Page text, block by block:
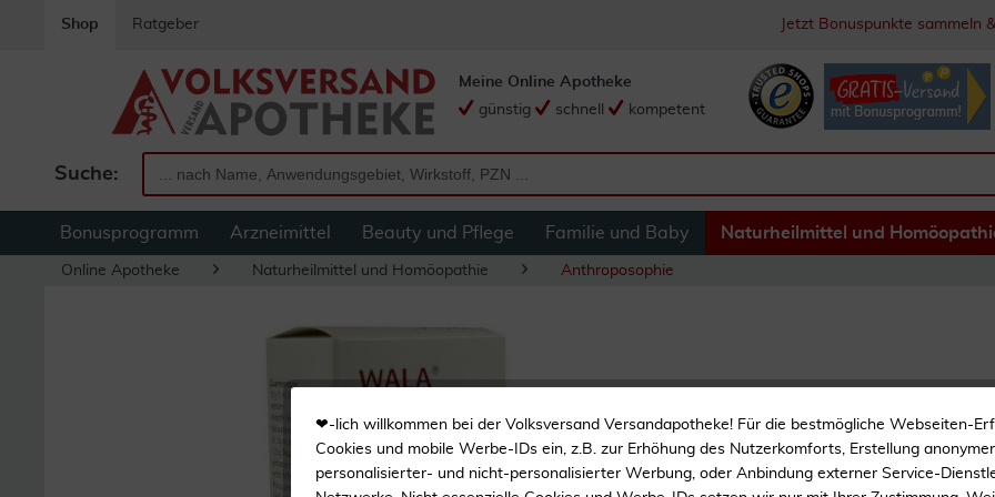
Shop Ratgeber Jetzt Bonuspunkte sammeln
Suche:
Meine Online Apotheke
günstig
schnell kompetent
Bonusprogramm Arzneimittel Beauty und Pflege Familie und Baby Naturheilmittel und
Online Apotheke Naturheilmittel und Homöopathie Anthroposophie
Stärkt
Frei von künstlichen
❤-lich willkommen bei der Volksversand Versandapotheke! Für die bestmögliche Webseiten-
Cookies und mobile Werbe-IDs ein, z.B. zur Erhöhung des Nutzerkomforts, Erstellung
personalisierter- und nicht-personalisierter Werbung, oder Anbindung externer Service-